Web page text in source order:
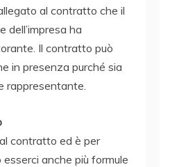
al contratto che il
dell’impresa ha
Il contratto può
in presenza purché sia
rappresentante.
contratto ed è per
anche più formule